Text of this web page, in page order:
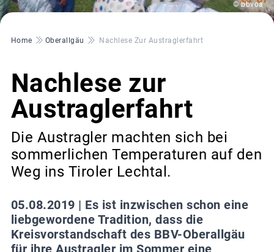
© bbvoa
Pfadnavigation
Home Oberallgäu Nachlese Zur Austraglerfahrt
Nachlese zur
Austraglerfahrt
Die Austragler machten sich bei
sommerlichen Temperaturen auf den
Weg ins Tiroler Lechtal.
05.08.2019 | Es ist inzwischen schon eine
liebgewordene Tradition, dass die
Kreisvorstandschaft des BBV-Oberallgäu
für ihre Austragler im Sommer eine